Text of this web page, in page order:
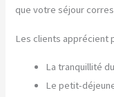
que votre séjour
Les clients apprécient
La tranquillité
Le petit-